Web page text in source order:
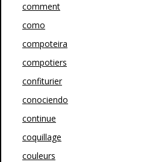
comment
como
compoteira
compotiers
confiturier
conociendo
continue
coquillage
couleurs